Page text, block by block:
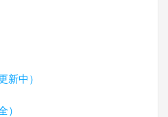
新中）
）